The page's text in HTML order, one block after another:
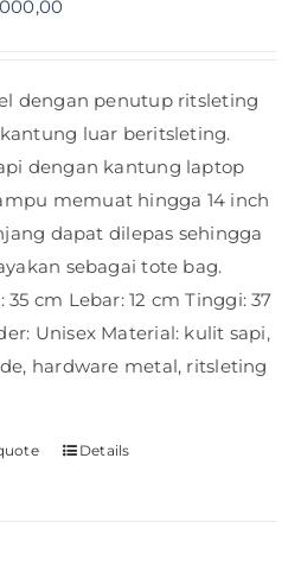
dengan penutup ritsleting
luar beritsleting.
dengan kantung laptop
memuat hingga 14 inch
dapat dilepas sehingga
sebagai tote bag.
35 cm Lebar: 12 cm Tinggi: 37
Unisex Material: kulit sapi,
hardware metal, ritsleting
Details